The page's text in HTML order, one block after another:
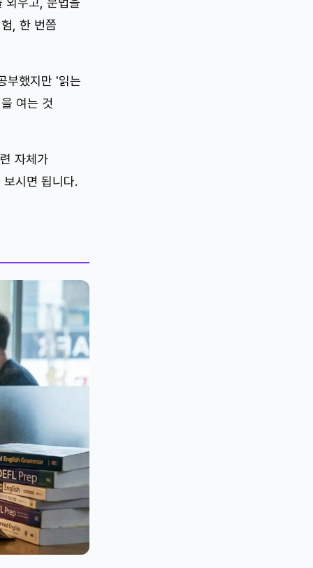
, 한 번쯤
부했지만 '읽는
여는 것
자체가
시면 됩니다.